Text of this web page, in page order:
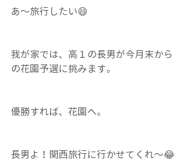
あ～旅行したい😄
我が家では、高１の長男が今月末から
の花園予選に挑みます。
優勝すれば、花園へ。
長男よ！関西旅行に行かせてくれ～😂